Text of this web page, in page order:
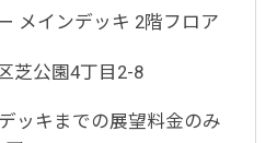
メインデッキ 2階フロア
芝公園4丁目2-8
ッキまでの展望料金のみ